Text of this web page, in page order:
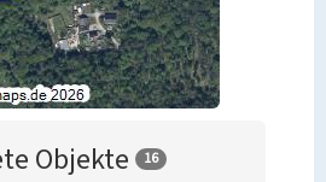
Objekte 16